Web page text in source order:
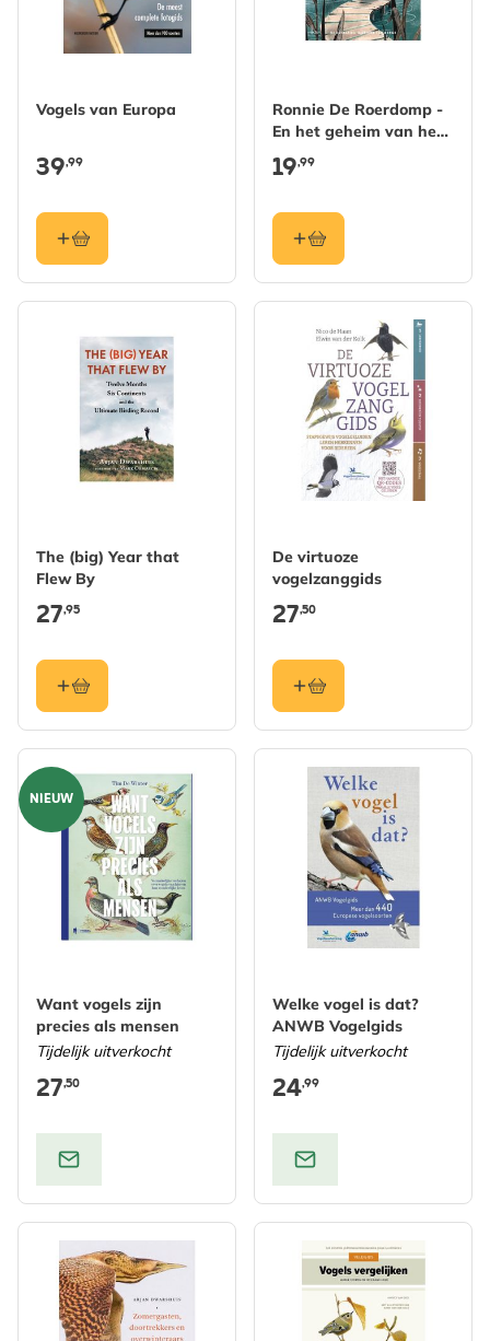
Vogels van Europa
39,99
Ronnie De Roerdomp -
En het geheim van het
moeras
19,99
The (big) Year that
Flew By
27,95
De virtuoze
vogelzanggids
27,50
NIEUW
Want vogels zijn
precies als mensen
Tijdelijk uitverkocht
27,50
Welke vogel is dat?
ANWB Vogelgids
Tijdelijk uitverkocht
24,99